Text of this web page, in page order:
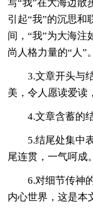
写“我”在大海边散
引起“我”的沉思和
间，“我”为大海注
尚人格力量的“人”
3.文章开头与
美，令人愿读爱读
4.文章含蓄的
5.结尾处集中
尾连贯，一气呵成。
6.对细节传神
内心世界，这是本